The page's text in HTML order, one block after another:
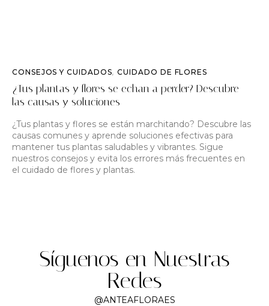
CONSEJOS Y CUIDADOS, CUIDADO DE FLORES
¿Tus plantas y flores se echan a perder? Descubre
las causas y soluciones
¿Tus plantas y flores se están marchitando? Descubre las
causas comunes y aprende soluciones efectivas para
mantener tus plantas saludables y vibrantes. Sigue
nuestros consejos y evita los errores más frecuentes en
el cuidado de flores y plantas.
Síguenos en Nuestras
Redes
@ANTEAFLORAES